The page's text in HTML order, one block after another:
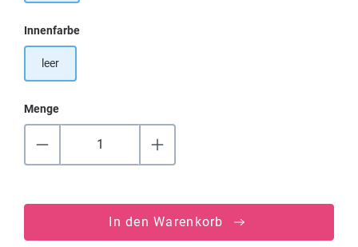
Innenfarbeauswählen
leer
Menge
In den Warenkorb